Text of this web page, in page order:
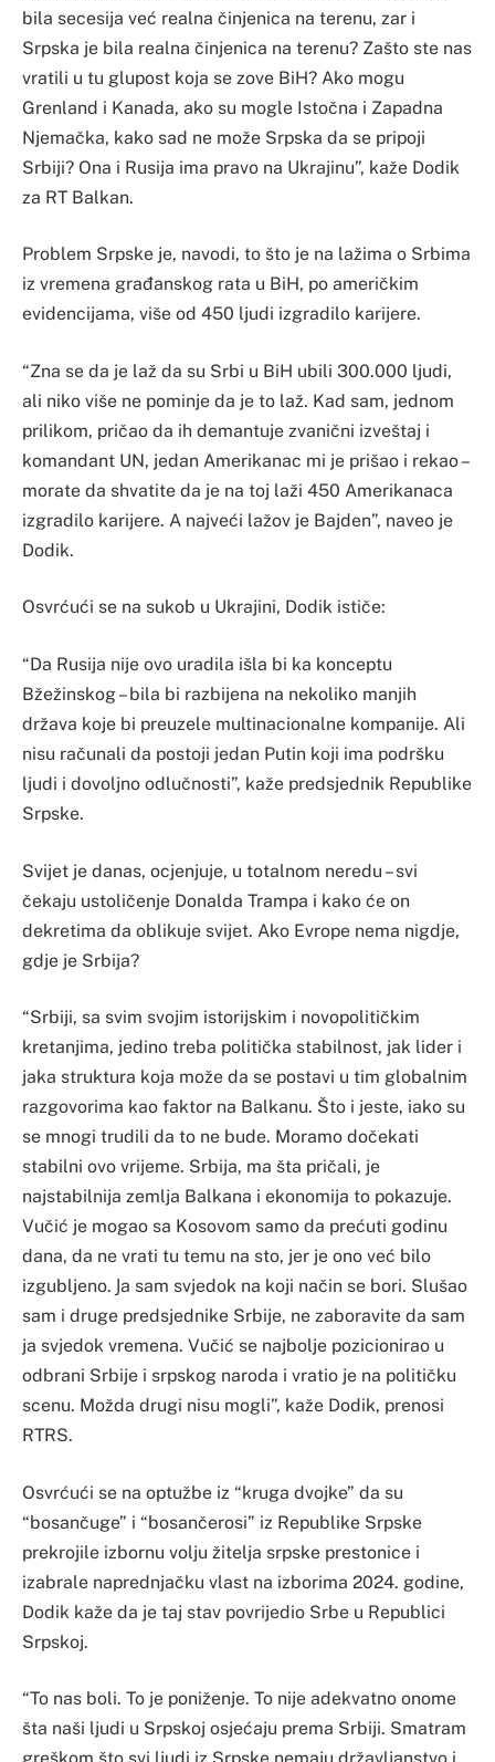
bila secesija već realna činjenica na terenu, zar i
Srpska je bila realna činjenica na terenu? Zašto ste nas
vratili u tu glupost koja se zove BiH? Ako mogu
Grenland i Kanada, ako su mogle Istočna i Zapadna
Njemačka, kako sad ne može Srpska da se pripoji
Srbiji? Ona i Rusija ima pravo na Ukrajinu”, kaže Dodik
za RT Balkan.
Problem Srpske je, navodi, to što je na lažima o Srbima
iz vremena građanskog rata u BiH, po američkim
evidencijama, više od 450 ljudi izgradilo karijere.
“Zna se da je laž da su Srbi u BiH ubili 300.000 ljudi,
ali niko više ne pominje da je to laž. Kad sam, jednom
prilikom, pričao da ih demantuje zvanični izveštaj i
komandant UN, jedan Amerikanac mi je prišao i rekao –
morate da shvatite da je na toj laži 450 Amerikanaca
izgradilo karijere. A najveći lažov je Bajden”, naveo je
Dodik.
Osvrćući se na sukob u Ukrajini, Dodik ističe:
“Da Rusija nije ovo uradila išla bi ka konceptu
Bžežinskog – bila bi razbijena na nekoliko manjih
država koje bi preuzele multinacionalne kompanije. Ali
nisu računali da postoji jedan Putin koji ima podršku
ljudi i dovoljno odlučnosti”, kaže predsjednik Republike
Srpske.
Svijet je danas, ocjenjuje, u totalnom neredu – svi
čekaju ustoličenje Donalda Trampa i kako će on
dekretima da oblikuje svijet. Ako Evrope nema nigdje,
gdje je Srbija?
“Srbiji, sa svim svojim istorijskim i novopolitičkim
kretanjima, jedino treba politička stabilnost, jak lider i
jaka struktura koja može da se postavi u tim globalnim
razgovorima kao faktor na Balkanu. Što i jeste, iako su
se mnogi trudili da to ne bude. Moramo dočekati
stabilni ovo vrijeme. Srbija, ma šta pričali, je
najstabilnija zemlja Balkana i ekonomija to pokazuje.
Vučić je mogao sa Kosovom samo da prećuti godinu
dana, da ne vrati tu temu na sto, jer je ono već bilo
izgubljeno. Јa sam svjedok na koji način se bori. Slušao
sam i druge predsjednike Srbije, ne zaboravite da sam
ja svjedok vremena. Vučić se najbolje pozicionirao u
odbrani Srbije i srpskog naroda i vratio je na političku
scenu. Možda drugi nisu mogli”, kaže Dodik, prenosi
RTRS.
Osvrćući se na optužbe iz “kruga dvojke” da su
“bosančuge” i “bosančerosi” iz Republike Srpske
prekrojile izbornu volju žitelja srpske prestonice i
izabrale naprednjačku vlast na izborima 2024. godine,
Dodik kaže da je taj stav povrijedio Srbe u Republici
Srpskoj.
“To nas boli. To je poniženje. To nije adekvatno onome
šta naši ljudi u Srpskoj osjećaju prema Srbiji. Smatram